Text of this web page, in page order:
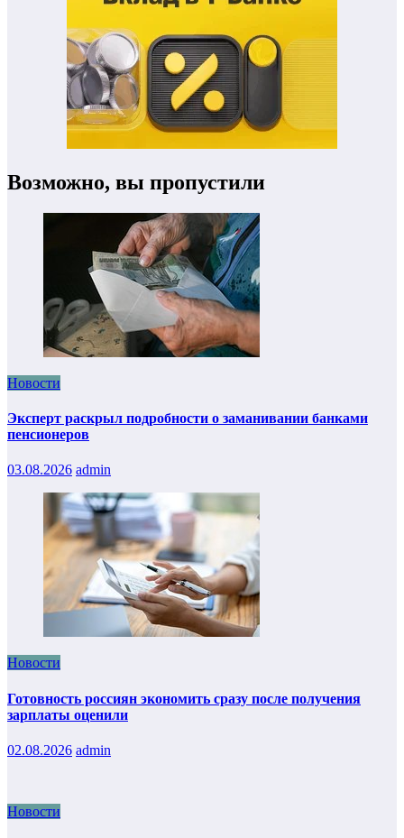
Возможно, вы пропустили
Новости
Эксперт раскрыл подробности о заманивании банками
пенсионеров
03.08.2026 admin
Новости
Готовность россиян экономить сразу после получения
зарплаты оценили
02.08.2026 admin
Новости